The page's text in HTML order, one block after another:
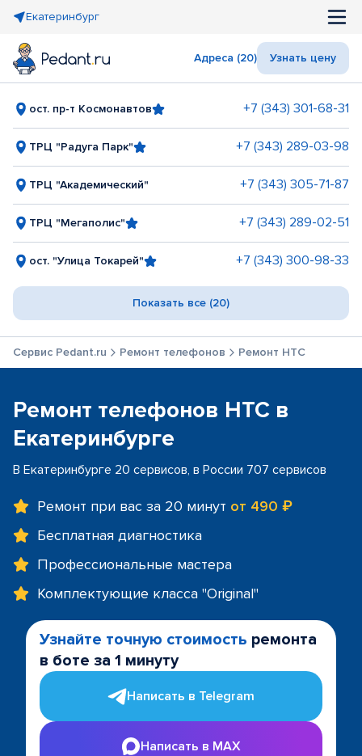
Екатеринбург
Адреса (20) Узнать цену
ост. пр-т Космонавтов +7 (343) 301-68-31
ТРЦ "Радуга Парк" +7 (343) 289-03-98
ТРЦ "Академический" +7 (343) 305-71-87
ТРЦ "Мегаполис" +7 (343) 289-02-51
ост. "Улица Токарей" +7 (343) 300-98-33
Показать все (20)
Сервис Pedant.ru Ремонт телефонов Ремонт HTC
Ремонт телефонов HTC в
Екатеринбурге
В Екатеринбурге 20 сервисов, в России 707 сервисов
Ремонт при вас за 20 минут от 490 ₽
Бесплатная диагностика
Профессиональные мастера
Комплектующие класса "Original"
Узнайте точную стоимость ремонта
в боте за 1 минуту
Написать в Telegram
Написать в MAX